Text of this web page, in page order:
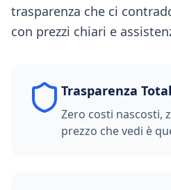
trasparenza che ci
con prezzi chiari e
Trasparenza
Zero costi nascosti,
prezzo che vedi è